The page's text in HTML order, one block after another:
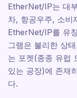
EtherNet/IP는 대
차, 항공우주, 소비
EtherNet/IP를 유
그램은 불리한 상
는 포켓(종종 유럽
있는 공장)에 존재
다.